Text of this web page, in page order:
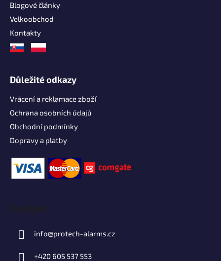
Blogové články
Velkoobchod
Kontakty
Důležité odkazy
Vrácení a reklamace zboží
Ochrana osobních údajů
Obchodní podmínky
Dopravy a platby
Kontakt
info@protech-alarms.cz
+420 605 537 553